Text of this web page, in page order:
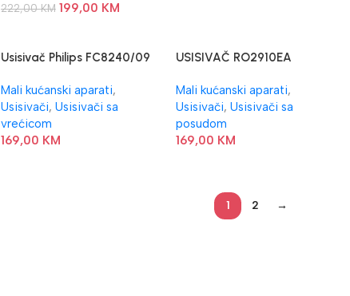
222,00KM 199,00 KM
Usisivač Philips FC8240/09
Mali kućanski aparati,
Usisivači, Usisivači sa
vrećicom
169,00 KM
USISIVAČ RO2910EA
Mali kućanski aparati,
Usisivači, Usisivači sa
posudom
169,00 KM
1 2 →